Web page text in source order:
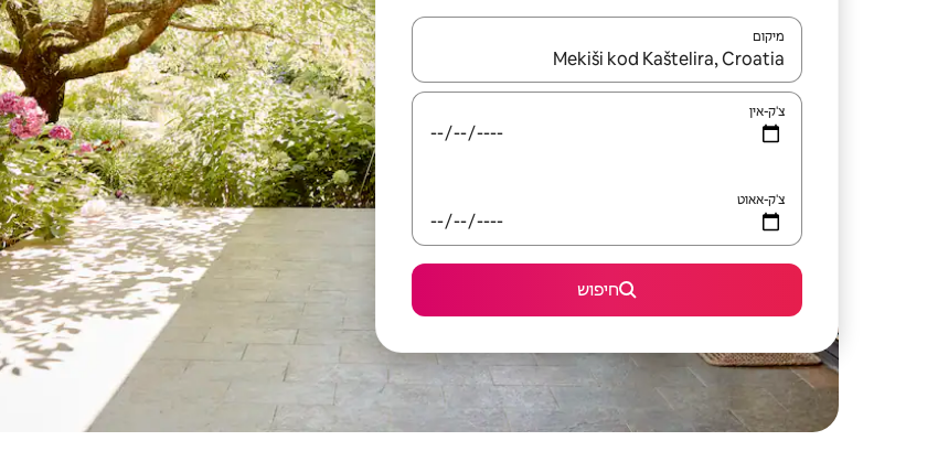
מיקום
כאשר התוצאות יהיו זמינות, יש לנווט עם מקשי החיצים למעלה ולמטה או לעיין בעזרת תנועות מגע או החלקה.
צ'ק-אין
צ'ק-אאוט
חיפוש